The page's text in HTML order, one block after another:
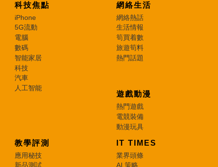
科技焦點
iPhone
5G流動
電腦
數碼
智能家居
科技
汽車
人工智能
網絡生活
網絡熱話
生活情報
筍買着數
旅遊筍料
熱門話題
遊戲動漫
熱門遊戲
電競裝備
動漫玩具
教學評測
應用秘技
新品測試
IT TIMES
業界頭條
AI 策略